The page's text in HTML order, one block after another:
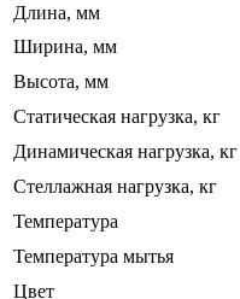
Длина, мм
Ширина, мм
Высота, мм
Статическая нагрузка, кг
Динамическая нагрузка, кг
Стеллажная нагрузка, кг
Температура
Температура мытья
Цвет